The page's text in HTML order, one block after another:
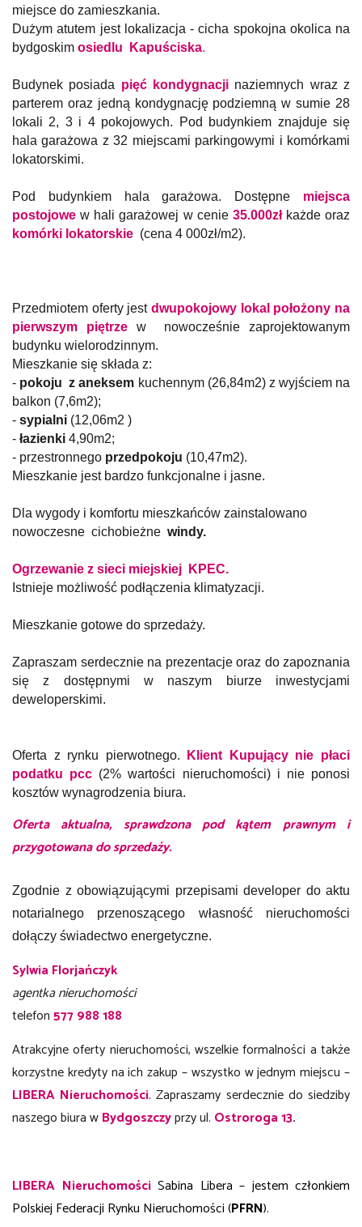
miejsce do zamieszkania.
Dużym atutem jest lokalizacja - cicha spokojna okolica na
bydgoskim osiedlu Kapuściska.
Budynek posiada pięć kondygnacji naziemnych wraz z
parterem oraz jedną kondygnację podziemną w sumie 28
lokali 2, 3 i 4 pokojowych. Pod budynkiem znajduje się
hala garażowa z 32 miejscami parkingowymi i komórkami
lokatorskimi.
Pod budynkiem hala garażowa. Dostępne miejsca
postojowe w hali garażowej w cenie 35.000złkażde oraz
komórki lokatorskie (cena 4 000zł/m2).
Przedmiotem oferty jest dwupokojowy lokal położony na
pierwszym piętrze w nowocześnie zaprojektowanym
budynku wielorodzinnym.
Mieszkanie się składa z:
- pokoju z aneksem kuchennym (26,84m2) z wyjściem na
balkon (7,6m2);
- sypialni (12,06m2 )
- łazienki 4,90m2;
- przestronnego przedpokoju (10,47m2).
Mieszkanie jest bardzo funkcjonalne i jasne.
Dla wygody i komfortu mieszkańców zainstalowano
nowoczesne cichobieżne windy.
Ogrzewanie z sieci miejskiej KPEC.
Istnieje możliwość podłączenia klimatyzacji.
Mieszkanie gotowe do sprzedaży.
Zapraszam serdecznie na prezentacje oraz do zapoznania
się z dostępnymi w naszym biurze inwestycjami
deweloperskimi.
Oferta z rynku pierwotnego.
Klient Kupujący nie płaci
podatku pcc (2% wartości nieruchomości) i nie ponosi
kosztów wynagrodzenia biura.
Oferta aktualna, sprawdzona pod kątem prawnym i
przygotowana do sprzedaży.
Zgodnie z obowiązującymi przepisami developer do aktu
notarialnego przenoszącego własność nieruchomości
dołączy świadectwo energetyczne.
Sylwia Florjańczyk
agentka nieruchomości
telefon577 988 188
Atrakcyjne oferty nieruchomości, wszelkie formalności a także
korzystne kredyty na ich zakup – wszystko w jednym miejscu –
LIBERA Nieruchomości. Zapraszamy serdecznie do siedziby
naszego biura wBydgoszczyprzy ul. Ostroroga 13.
LIBERA NieruchomościSabina Libera – jestem członkiem
Polskiej Federacji Rynku Nieruchomości (PFRN).